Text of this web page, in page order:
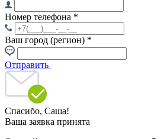
Номер телефона *
Ваш город (регион) *
Отправить
Спасибо, Саша!
Ваша заявка принята